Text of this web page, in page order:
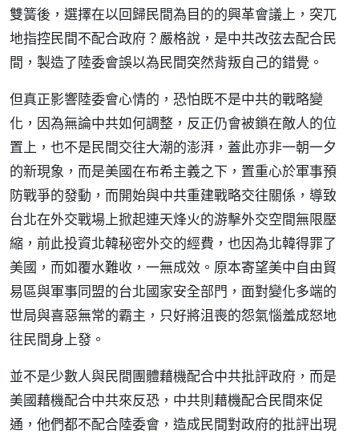
雙簧後，選擇在以回歸民間為目的的興革會議上，突兀
地指控民間不配合政府？嚴格說，是中共改弦去配合民
間，製造了陸委會誤以為民間突然背叛自己的錯覺。
但真正影響陸委會心情的，恐怕既不是中共的戰略變
化，因為無論中共如何調整，反正仍會被鎖在敵人的位
置上，也不是民間交往大潮的澎湃，蓋此亦非一朝一夕
的新現象，而是美國在布希主義之下，置重心於軍事預
防戰爭的發動，而開始與中共重建戰略交往關係，導致
台北在外交戰場上掀起連天烽火的游擊外交空間無限壓
縮，前此投資北韓秘密外交的經費，也因為北韓得罪了
美國，而如覆水難收，一無成效。原本寄望美中自由貿
易區與軍事同盟的台北國家安全部門，面對變化多端的
世局與喜惡無常的霸主，只好將沮喪的怨氣惱羞成怒地
往民間身上發。
並不是少數人與民間團體藉機配合中共批評政府，而是
美國藉機配合中共來反恐，中共則藉機配合民間來促
通，他們都不配合陸委會，造成民間對政府的批評出現